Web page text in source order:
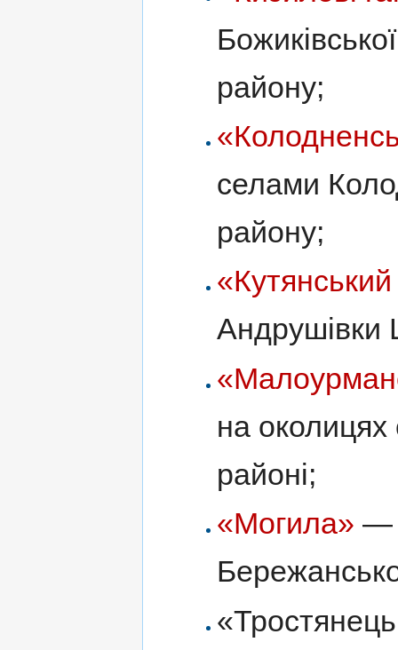
району;
селами
району;
«Кутянський
Андрушівки
на
районі;
«Могила» —